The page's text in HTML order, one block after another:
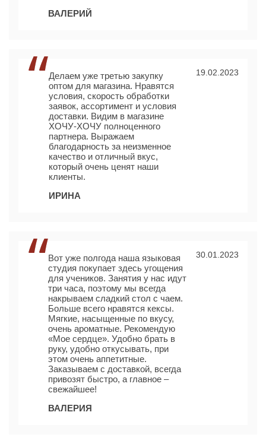
ВАЛЕРИЙ
Делаем уже третью закупку
оптом для магазина. Нравятся
условия, скорость обработки
заявок, ассортимент и условия
доставки. Видим в магазине
ХОЧУ-ХОЧУ полноценного
партнера. Выражаем
благодарность за неизменное
качество и отличный вкус,
который очень ценят наши
клиенты.
ИРИНА
19.02.2023
Вот уже полгода наша языковая
студия покупает здесь угощения
для учеников. Занятия у нас идут
три часа, поэтому мы всегда
накрываем сладкий стол с чаем.
Больше всего нравятся кексы.
Мягкие, насыщенные по вкусу,
очень ароматные. Рекомендую
«Мое сердце». Удобно брать в
руку, удобно откусывать, при
этом очень аппетитные.
Заказываем с доставкой, всегда
привозят быстро, а главное –
свежайшее!
ВАЛЕРИЯ
30.01.2023